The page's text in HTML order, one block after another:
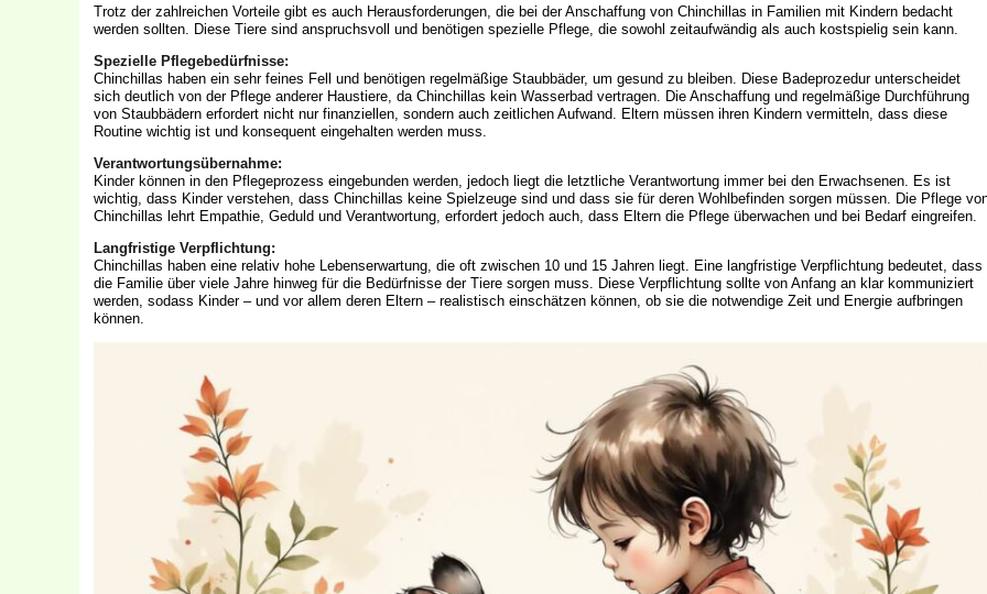
Trotz der zahlreichen Vorteile gibt es auch Herausforderungen, die bei der Anschaffung von Chinchillas in Familien mit Kindern bedacht
werden sollten. Diese Tiere sind anspruchsvoll und benötigen spezielle Pflege, die sowohl zeitaufwändig als auch kostspielig sein kann.
Spezielle Pflegebedürfnisse:
Chinchillas haben ein sehr feines Fell und benötigen regelmäßige Staubbäder, um gesund zu bleiben. Diese Badeprozedur unterscheidet
sich deutlich von der Pflege anderer Haustiere, da Chinchillas kein Wasserbad vertragen. Die Anschaffung und regelmäßige Durchführung
von Staubbädern erfordert nicht nur finanziellen, sondern auch zeitlichen Aufwand. Eltern müssen ihren Kindern vermitteln, dass diese
Routine wichtig ist und konsequent eingehalten werden muss.
Verantwortungsübernahme:
Kinder können in den Pflegeprozess eingebunden werden, jedoch liegt die letztliche Verantwortung immer bei den Erwachsenen. Es ist
wichtig, dass Kinder verstehen, dass Chinchillas keine Spielzeuge sind und dass sie für deren Wohlbefinden sorgen müssen. Die Pflege
Chinchillas lehrt Empathie, Geduld und Verantwortung, erfordert jedoch auch, dass Eltern die Pflege überwachen und bei Bedarf eingreifen.
Langfristige Verpflichtung:
Chinchillas haben eine relativ hohe Lebenserwartung, die oft zwischen 10 und 15 Jahren liegt. Eine langfristige Verpflichtung bedeutet, dass
die Familie über viele Jahre hinweg für die Bedürfnisse der Tiere sorgen muss. Diese Verpflichtung sollte von Anfang an klar kommuniziert
werden, sodass Kinder – und vor allem deren Eltern – realistisch einschätzen können, ob sie die notwendige Zeit und Energie aufbringen
können.